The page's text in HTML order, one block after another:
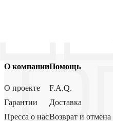
О компании
О проекте
Гарантии
Пресса о нас
Помощь
F.A.Q.
Доставка
Возврат и отмена